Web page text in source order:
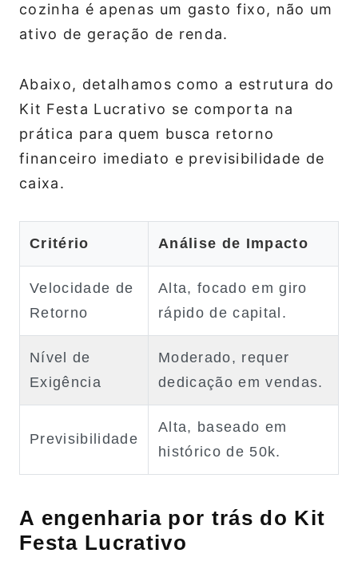
cozinha é apenas um gasto fixo, não um
ativo de geração de renda.
Abaixo, detalhamos como a estrutura do
Kit Festa Lucrativo se comporta na
prática para quem busca retorno
financeiro imediato e previsibilidade de
caixa.
Critério Análise de Impacto
Velocidade de
Retorno
Alta, focado em giro
rápido de capital.
Nível de
Exigência
Moderado, requer
dedicação em vendas.
Previsibilidade
Alta, baseado em
histórico de 50k.
A engenharia por trás do Kit
Festa Lucrativo